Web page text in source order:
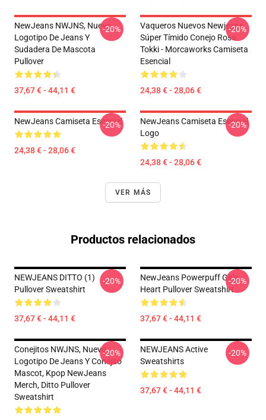
NewJeans NWJNS, Nuevo
Logotipo De Jeans Y
Sudadera De Mascota
Pullover
37,67 € - 44,11 €
-20%
Vaqueros Nuevos Newjeans
Súper Tímido Conejo Rosa
Tokki - Morcaworks Camiseta
Esencial
24,38 € - 28,06 €
-20%
NewJeans Camiseta Esencial
24,38 € - 28,06 €
-20%
NewJeans Camiseta Esencial
Logo
24,38 € - 28,06 €
-20%
VER MÁS
Productos relacionados
NEWJEANS DITTO (1)
Pullover Sweatshirt
37,67 € - 44,11 €
-20%
NewJeans Powerpuff Girls
Heart Pullover Sweatshirt
37,67 € - 44,11 €
-20%
Conejitos NWJNS, Nuevo
Logotipo De Jeans Y Conejito
Mascot, Kpop NewJeans
Merch, Ditto Pullover
Sweatshirt
-20%
NEWJEANS Active
Sweatshirts
37,67 € - 44,11 €
-20%